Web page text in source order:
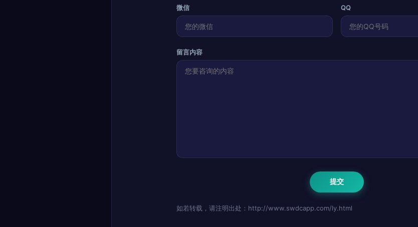
微信 QQ
留言内容
如若转载，请注明出处：http://www.swdcapp.com/ly.html